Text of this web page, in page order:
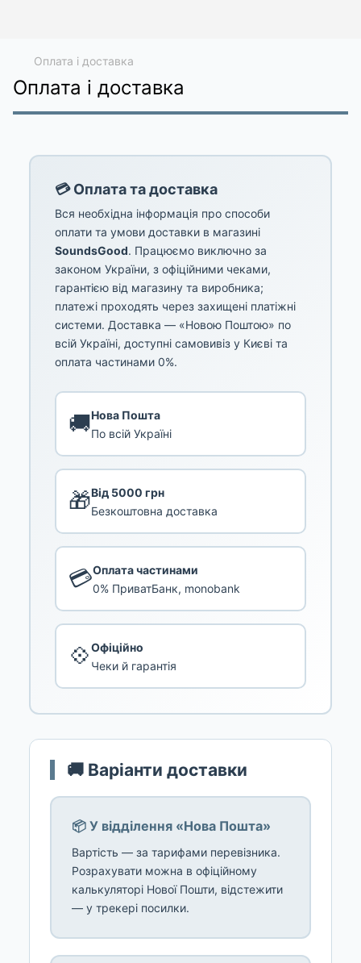
Оплата і доставка
Оплата і доставка
💳 Оплата та доставка
Вся необхідна інформація про способи
оплати та умови доставки в магазині
SoundsGood. Працюємо виключно за
законом України, з офіційними чеками,
гарантією від магазину та виробника;
платежі проходять через захищені платіжні
системи. Доставка — «Новою Поштою» по
всій Україні, доступні самовивіз у Києві та
оплата частинами 0%.
🚚Нова Пошта
По всій Україні
🎁Від 5000 грн
Безкоштовна доставка
💳Оплата частинами
0% ПриватБанк, monobank
💠Офіційно
Чеки й гарантія
🚚 Варіанти доставки
📦 У відділення «Нова Пошта»
Вартість — за тарифами перевізника.
Розрахувати можна в офіційному
калькуляторі Нової Пошти, відстежити
— у трекері посилки.